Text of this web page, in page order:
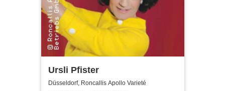
Ursli Pfister
Düsseldorf, Roncallis Apollo Varieté